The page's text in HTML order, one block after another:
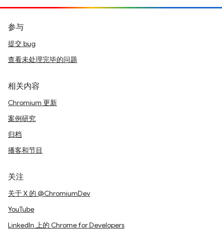
参与
提交 bug
查看未处理完毕的问题
相关内容
Chromium 更新
案例研究
归档
播客和节目
关注
关于 X 的 @ChromiumDev
YouTube
LinkedIn 上的 Chrome for Developers